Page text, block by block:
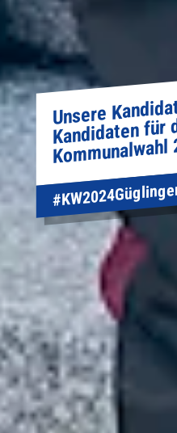
Unsere
Kandidaten für
Kommunal­wahl